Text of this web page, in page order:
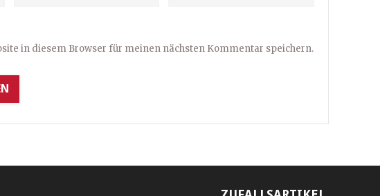
in diesem Browser für meinen nächsten Kommentar speichern.